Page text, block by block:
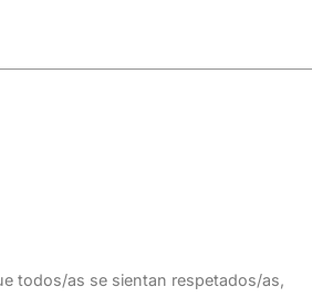
todos/as se sientan respetados/as,